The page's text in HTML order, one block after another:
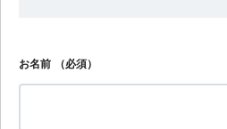
お名前 （必須）